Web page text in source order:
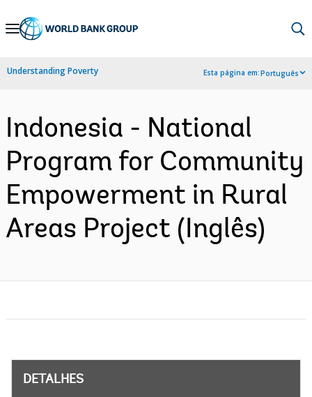
Skip
Navigation
Understanding Poverty Esta página em:Português
Indonesia - National
Program for Community
Empowerment in Rural
Areas Project (Inglês)
DETALHES